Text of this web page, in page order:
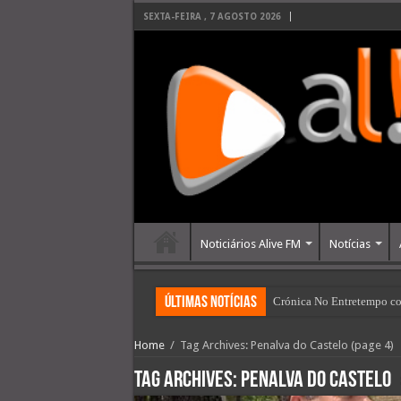
SEXTA-FEIRA , 7 AGOSTO 2026
Noticiários Alive FM Notícias
últimas Notícias Câmara de Viseu
Home / Tag Archives: Penalva do Castelo (page 4)
Tag Archives: Penalva do Castelo